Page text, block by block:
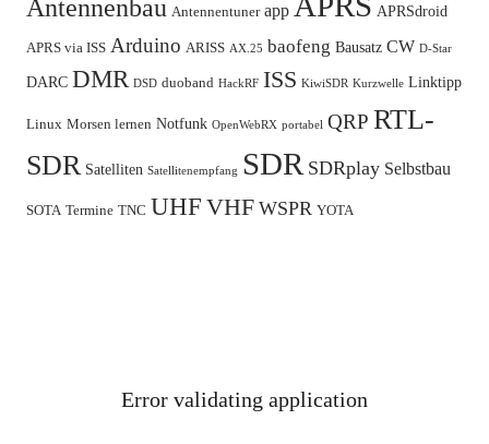
Antennenbau Antennentuner app APRSdroid
APRS via ISS Arduino ARISS AX.25 baofeng Bausatz CW D-Star
DARC DMR DSD duoband HackRF ISS KiwiSDR Kurzwelle Linktipp
Linux Morsen lernen Notfunk OpenWebRX portabel QRP RTL-
SDR Satelliten Satellitenempfang SDR SDRplay Selbstbau
SOTA Termine TNC UHF VHF WSPR YOTA
Error validating application